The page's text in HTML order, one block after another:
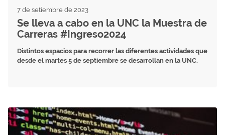
7 de setiembre de 2023
Se lleva a cabo en la UNC la Muestra de
Carreras #Ingreso2024
Distintos espacios para recorrer las diferentes actividades que
desde el martes 5 de septiembre se desarrollan en la UNC.